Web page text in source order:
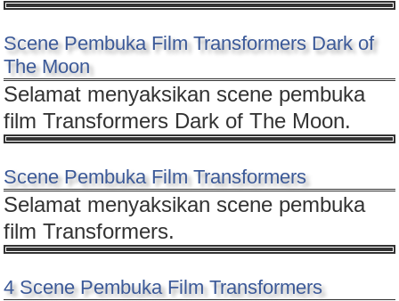
Scene Pembuka Film Transformers Dark of
The Moon
Selamat menyaksikan scene pembuka
film Transformers Dark of The Moon.
Scene Pembuka Film Transformers
Selamat menyaksikan scene pembuka
film Transformers.
4 Scene Pembuka Film Transformers